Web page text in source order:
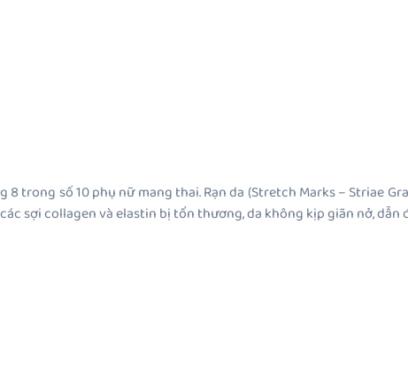
trong số 10 phụ nữ mang thai. Rạn da (Stretch Marks – Striae
sợi collagen và elastin bị tổn thương, da không kịp giãn nở,